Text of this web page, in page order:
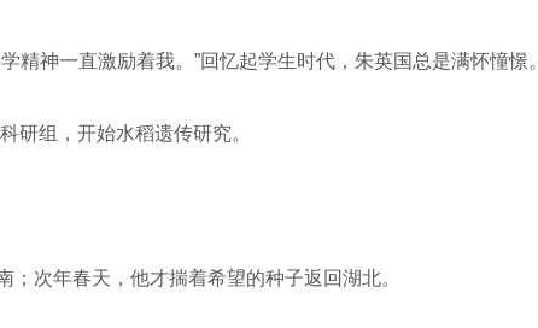
神一直激励着我。”回忆起学生时代，朱英国总是满怀憧憬。
组，开始水稻遗传研究。
次年春天，他才揣着希望的种子返回湖北。